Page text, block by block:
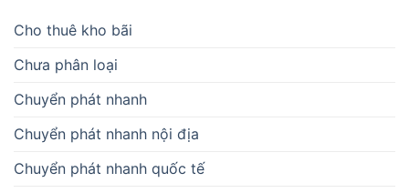
Cho thuê kho bãi
Chưa phân loại
Chuyển phát nhanh
Chuyển phát nhanh nội địa
Chuyển phát nhanh quốc tế